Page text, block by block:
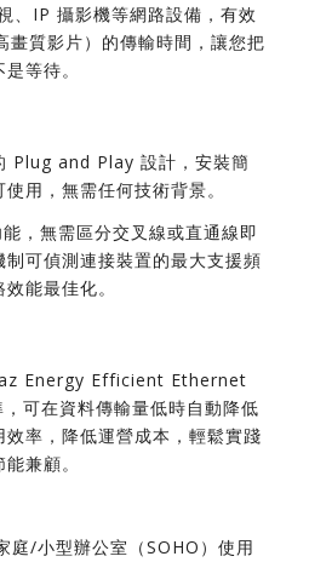
、IP 攝影機等網路設備，有效
質影片）的傳輸時間，讓您把
等待。
Plug and Play 設計，安裝簡
用，無需任何技術背景。
，無需區分交叉線或直通線即
可偵測連接裝置的最大支援頻
能最佳化。
Energy Efficient Ethernet
可在資料傳輸量低時自動降低
率，降低運營成本，輕鬆實踐
兼顧。
庭/小型辦公室（SOHO）使用